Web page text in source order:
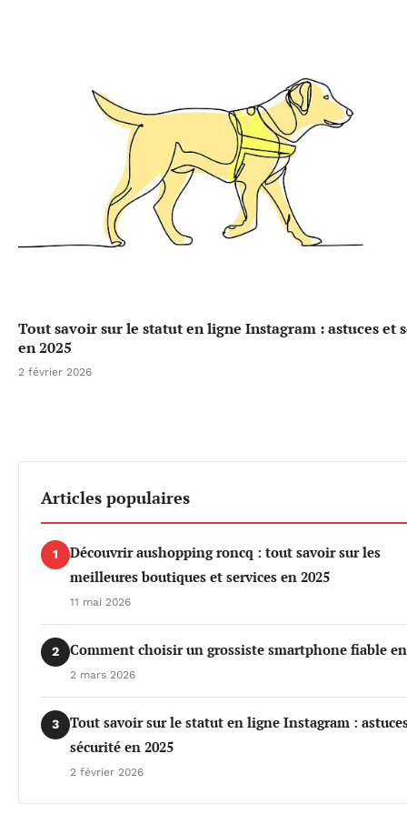
Tout savoir sur le statut en ligne Instagram : astuces et
en 2025
2 février 2026
Articles populaires
1
Découvrir aushopping roncq : tout savoir sur les
meilleures boutiques et services en 2025
11 mai 2026
2 Comment choisir un grossiste smartphone fiable en
2 mars 2026
3
Tout savoir sur le statut en ligne Instagram :
sécurité en 2025
2 février 2026